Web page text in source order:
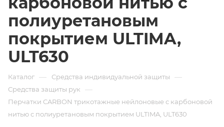
полиуретановым
покрытием ULTIMA,
ULT630
Каталог — Средства индивидуальной защиты —
Средства защиты рук —
Перчатки CARBON трикотажные нейлоновые с карбоновой
нитью с полиуретановым покрытием ULTIMA, ULT630